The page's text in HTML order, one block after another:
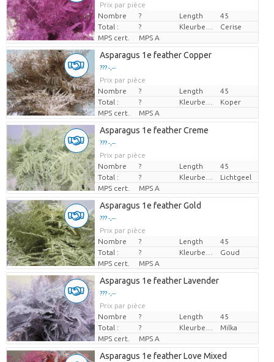
Prix par pièce
Nombre
? Length
45
Total :
?
Cerise
MPS cert.
MPS A
Asparagus 1e feather Copper
??? -,--
Prix par pièce
Nombre
? Length
45
Total :
?
Koper
MPS cert.
MPS A
Asparagus 1e feather Creme
??? -,--
Prix par pièce
Nombre
? Length
45
Total :
?
Lichtgeel
MPS cert.
MPS A
Asparagus 1e feather Gold
??? -,--
Prix par pièce
Nombre
? Length
45
Total :
?
Goud
MPS cert.
MPS A
Asparagus 1e feather Lavender
??? -,--
Prix par pièce
Nombre
? Length
45
Total :
?
Milka
MPS cert.
MPS A
Asparagus 1e feather Love Mixed